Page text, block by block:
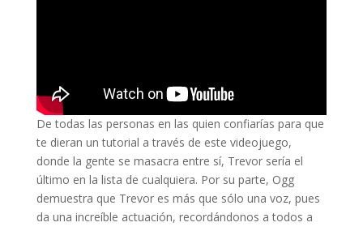
De todas las personas en las quien confiarías para que
te dieran un tutorial a través de este videojuego,
donde la gente se masacra entre sí, Trevor sería el
último en la lista de cualquiera. Por su parte, Ogg
demuestra que Trevor es más que sólo una voz, pues
da una increíble actuación, recordándonos a todos a